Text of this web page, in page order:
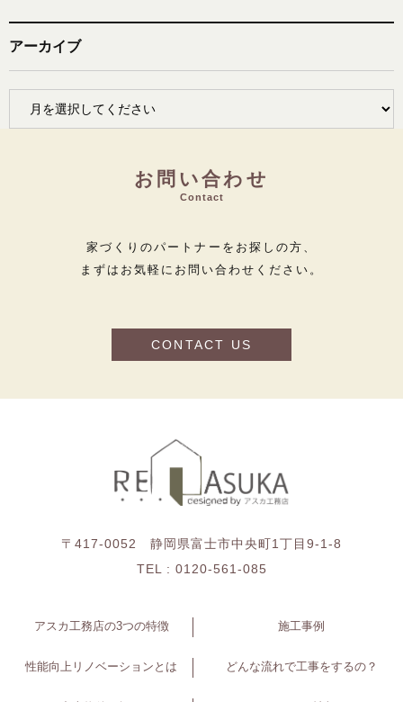
アーカイブ
お問い合わせ
Contact
家づくりのパートナーをお探しの方、
まずはお気軽にお問い合わせください。
CONTACT US
〒417-0052 静岡県富士市中央町1丁目9-1-8
TEL : 0120-561-085
アスカ工務店の3つの特徴 施工事例
性能向上リノベーションとは どんな流れで工事をするの？